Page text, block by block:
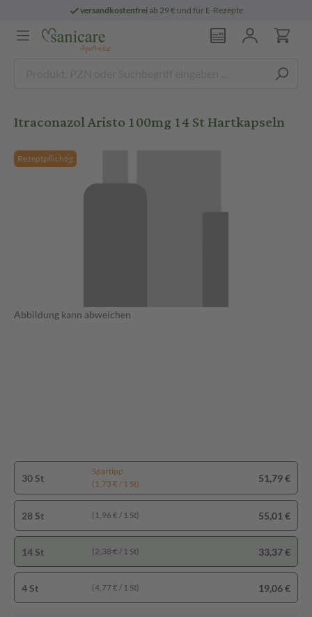
versandkostenfreiab 29 € und für E-Rezepte
Itraconazol Aristo 100mg 14 St Hartkapseln
Rezeptpflichtig
Abbildung kann abweichen
30 St
Spartipp
(1,73 € / 1 St)
51,79 €
28 St (1,96 € / 1 St) 55,01 €
14 St (2,38 € / 1 St) 33,37 €
4 St (4,77 € / 1 St) 19,06 €